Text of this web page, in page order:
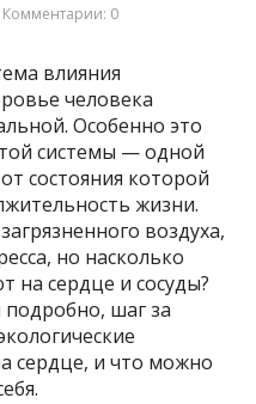
Комментарии: 0
влияния
человека
Особенно это
системы — одной
состояния которой
жизни.
воздуха,
но насколько
на сердце и сосуды?
подробно, шаг за
сердце, и что можно